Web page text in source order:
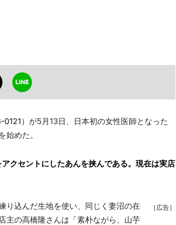
0121）が5月13日、日本初の女性医師となった
始めた。
クセントにしたあんを挟んである。現在は実店
［広告］
込んだ生地を使い、同じく妻沼の在
主の高橋隆さんは「素朴ながら、山芋